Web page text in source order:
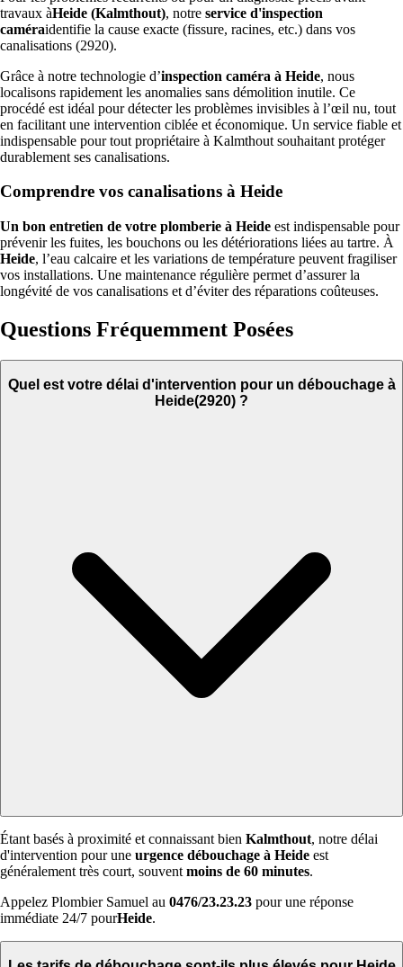
travaux àHeide (Kalmthout), notre service d'inspection
caméraidentifie la cause exacte (fissure, racines, etc.) dans vos
canalisations (2920).
Grâce à notre technologie d’inspection caméra à Heide, nous
localisons rapidement les anomalies sans démolition inutile. Ce
procédé est idéal pour détecter les problèmes invisibles à l’œil nu, tout
en facilitant une intervention ciblée et économique. Un service fiable et
indispensable pour tout propriétaire à Kalmthout souhaitant protéger
durablement ses canalisations.
Comprendre vos canalisations à Heide
Un bon entretien de votre plomberie à Heide est indispensable pour
prévenir les fuites, les bouchons ou les détériorations liées au tartre. À
Heide, l’eau calcaire et les variations de température peuvent fragiliser
vos installations. Une maintenance régulière permet d’assurer la
longévité de vos canalisations et d’éviter des réparations coûteuses.
Questions Fréquemment Posées
Quel est votre délai d'intervention pour un débouchage à
Heide(2920) ?
Étant basés à proximité et connaissant bien Kalmthout, notre délai
d'intervention pour une urgence débouchage à Heide est
généralement très court, souvent moins de 60 minutes.
Appelez Plombier Samuel au 0476/23.23.23 pour une réponse
immédiate 24/7 pourHeide.